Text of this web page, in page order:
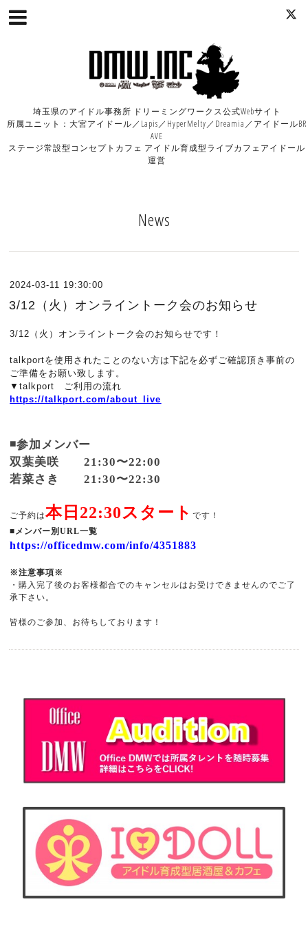
埼玉県のアイドル事務所 ドリーミングワークス公式Webサイト
所属ユニット：大宮アイドール／Lapis／HyperMelty／Dreamia／アイドールBR
AVE
ステージ常設型コンセプトカフェ アイドル育成型ライブカフェアイドール
運営
News
2024-03-11 19:30:00
3/12（火）オンライントーク会のお知らせ
3/12（火）オンライントーク会のお知らせです！
talkportを使用されたことのない方は下記を必ずご確認頂き事前の
ご準備をお願い致します。
▼talkport ご利用の流れ
https://talkport.com/about_live
◾️参加メンバー
双葉美咲 21:30〜22:00
若菜さき 21:30〜22:30
ご予約は本日22:30スタートです！
■メンバー別URL一覧
https://officedmw.com/info/4351883
※注意事項※
・購入完了後のお客様都合でのキャンセルはお受けできませんのでご了
承下さい。
皆様のご参加、お待ちしております！